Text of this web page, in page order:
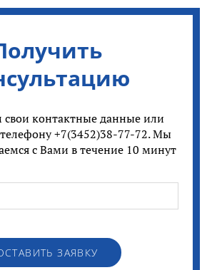
свои контактные данные или
+7(3452)38-77-72. Мы
с Вами в течение 10 минут
ЗАЯВКУ